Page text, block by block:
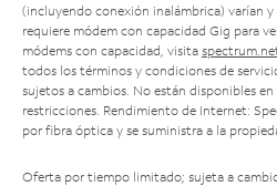
(incluyendo conexión inalámbrica) varían
requiere módem con capacidad Gig para
módems con capacidad, visita
todos los términos y condiciones de
sujetos a cambios. No están disponibles en
restricciones. Rendimiento de Internet:
por fibra óptica y se suministra a la
Oferta por tiempo limitado; sujeta a